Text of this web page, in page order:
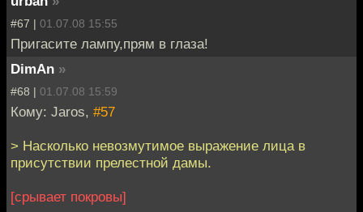
#67 | 01.07.08 15:55
Пригасите лампу,прям в глаза!
DimAn »
#68 | 01.07.08 15:59
Кому: Jaros, #57
> Насколько невозмутимое выражение лица в
присутствии прелестной дамы.
[срывает покровы]